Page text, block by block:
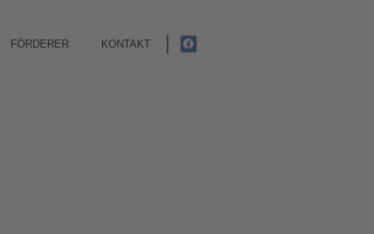
FÖRDERER KONTAKT